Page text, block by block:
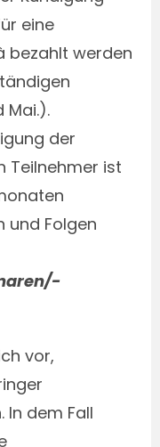
eine
bezahlt werden
Mai.).
der
Teilnehmer ist
und Folgen
vor,
In dem Fall